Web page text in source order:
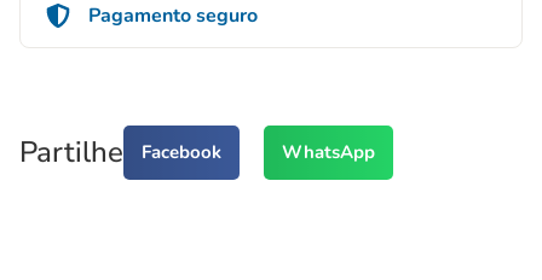
Pagamento seguro
Partilhe Facebook WhatsApp